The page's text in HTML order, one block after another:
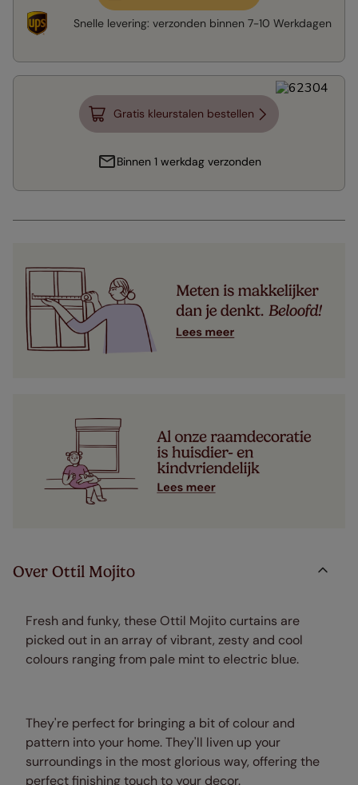
Snelle levering: verzonden binnen 7-10 Werkdagen
Gratis kleurstalen bestellen
Binnen 1 werkdag verzonden
Over Ottil Mojito
Fresh and funky, these Ottil Mojito curtains are
picked out in an array of vibrant, zesty and cool
colours ranging from pale mint to electric blue.
They're perfect for bringing a bit of colour and
pattern into your home. They'll liven up your
surroundings in the most glorious way, offering the
perfect finishing touch to your decor.